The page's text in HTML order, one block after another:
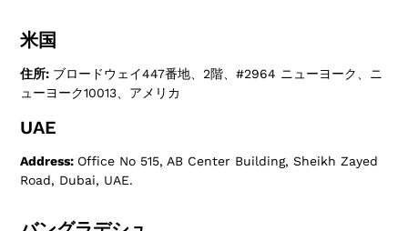
米国
住所: ブロードウェイ447番地、2階、#2964 ニューヨーク、ニ
ューヨーク10013、アメリカ
UAE
Address: Office No 515, AB Center Building, Sheikh Zayed
Road, Dubai, UAE.